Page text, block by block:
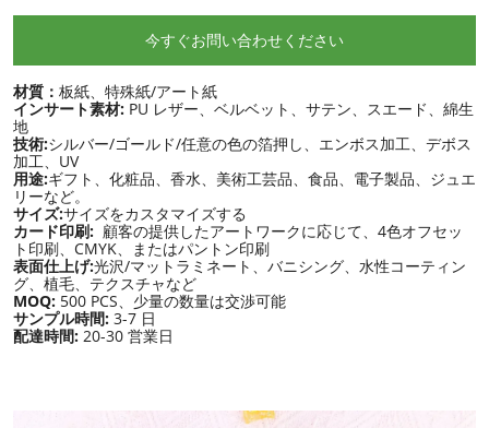
今すぐお問い合わせください
材質： 板紙、特殊紙/アート紙
インサート素材: PU レザー、ベルベット、サテン、スエード、綿生
地
技術:シルバー/ゴールド/任意の色の箔押し、エンボス加工、デボス
加工、UV
用途:ギフト、化粧品、香水、美術工芸品、食品、電子製品、ジュエ
リーなど。
サイズ:サイズをカスタマイズする
カード印刷: 顧客の提供したアートワークに応じて、4色オフセッ
ト印刷、CMYK、またはパントン印刷
表面仕上げ:光沢/マットラミネート、バニシング、水性コーティン
グ、植毛、テクスチャなど
MOQ: 500 PCS、少量の数量は交渉可能
サンプル時間: 3-7 日
配達時間: 20-30 営業日